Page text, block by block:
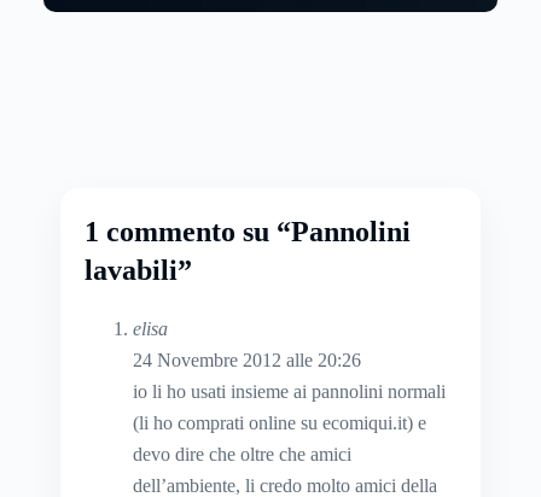
1 commento su “Pannolini
lavabili”
elisa
24 Novembre 2012 alle 20:26
io li ho usati insieme ai pannolini normali
(li ho comprati online su ecomiqui.it) e
devo dire che oltre che amici
dell’ambiente, li credo molto amici della